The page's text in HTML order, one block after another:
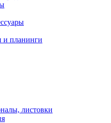
и планинги
листовки